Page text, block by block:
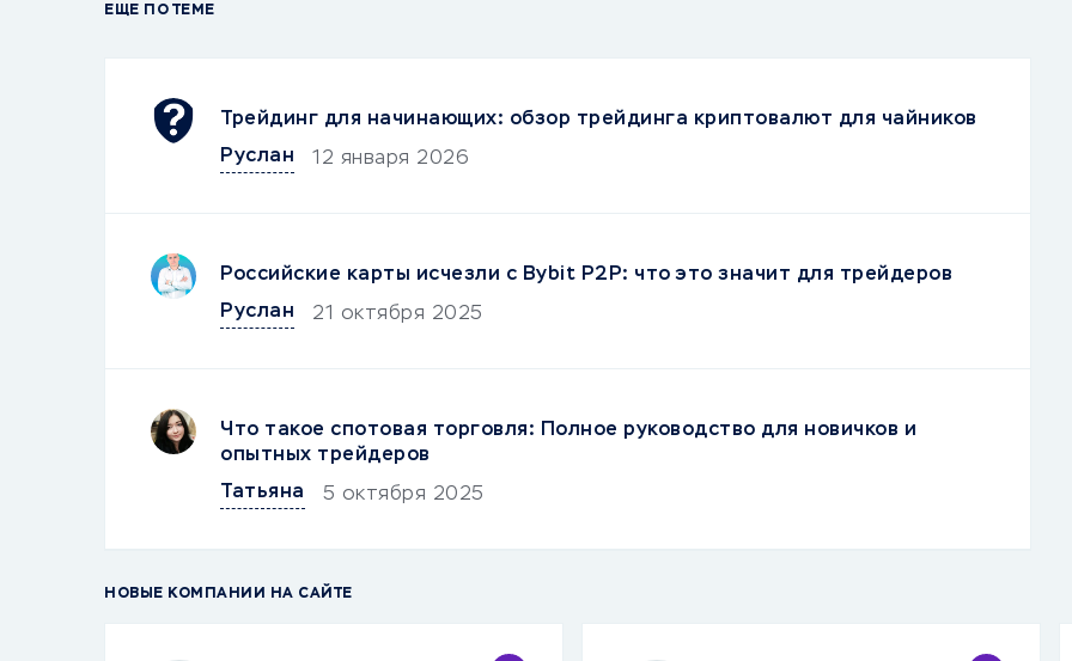
ЕЩЕ ПО ТЕМЕ
Трейдинг для начинающих: обзор трейдинга криптовалют для чайников
Руслан
12 января 2026
Российские карты исчезли с Bybit P2P: что это значит для трейдеров
Руслан
21 октября 2025
Что такое спотовая торговля: Полное руководство для новичков и
опытных трейдеров
Татьяна
5 октября 2025
НОВЫЕ КОМПАНИИ НА САЙТЕ